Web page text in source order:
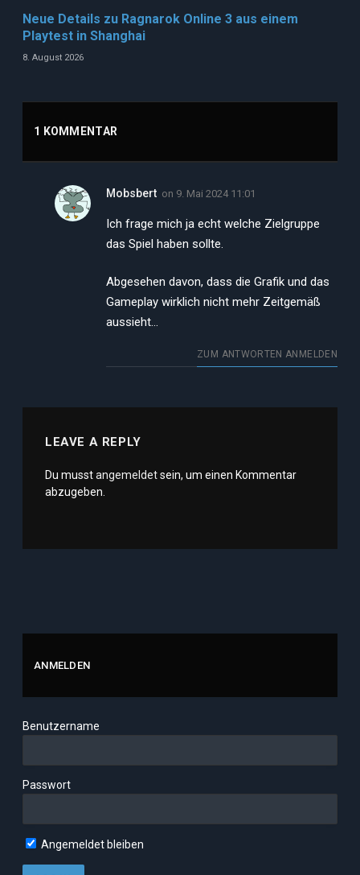
Neue Details zu Ragnarok Online 3 aus einem
Playtest in Shanghai
8. August 2026
1 KOMMENTAR
Mobsbert on 9. Mai 2024 11:01
Ich frage mich ja echt welche Zielgruppe
das Spiel haben sollte.
Abgesehen davon, dass die Grafik und das
Gameplay wirklich nicht mehr Zeitgemäß
aussieht…
ZUM ANTWORTEN ANMELDEN
LEAVE A REPLY
Du musstangemeldetsein, um einen Kommentar
abzugeben.
ANMELDEN
Benutzername
Passwort
Angemeldet bleiben